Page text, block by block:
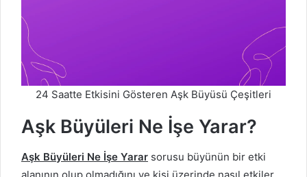
24 Saatte Etkisini Gösteren Aşk Büyüsü Çeşitleri
Aşk Büyüleri Ne İşe Yarar?
Aşk Büyüleri Ne İşe Yarar sorusu büyünün bir etki